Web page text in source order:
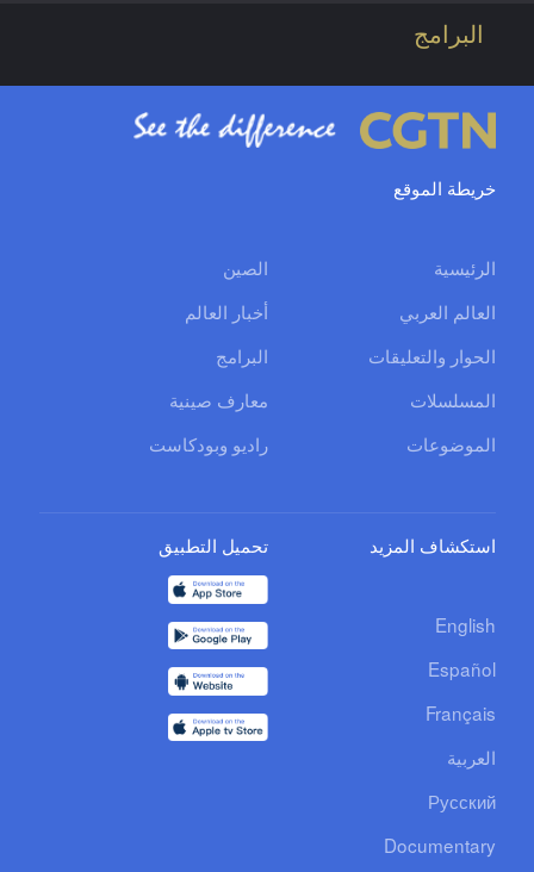
البرامج
خريطة الموقع
الرئيسية
الصين
العالم العربي
أخبار العالم
الحوار والتعليقات
البرامج
المسلسلات
معارف صينية
الموضوعات
راديو وبودكاست
استكشاف المزيد
English
Español
Français
العربية
Русский
Documentary
تحميل التطبيق